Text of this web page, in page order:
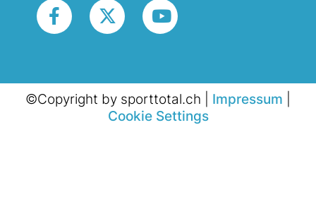
©Copyright by sporttotal.ch | Impressum
Cookie Settings